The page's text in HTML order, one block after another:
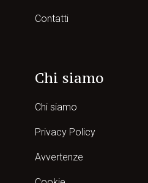
Contatti
Chi siamo
Chi siamo
Privacy Policy
Avvertenze